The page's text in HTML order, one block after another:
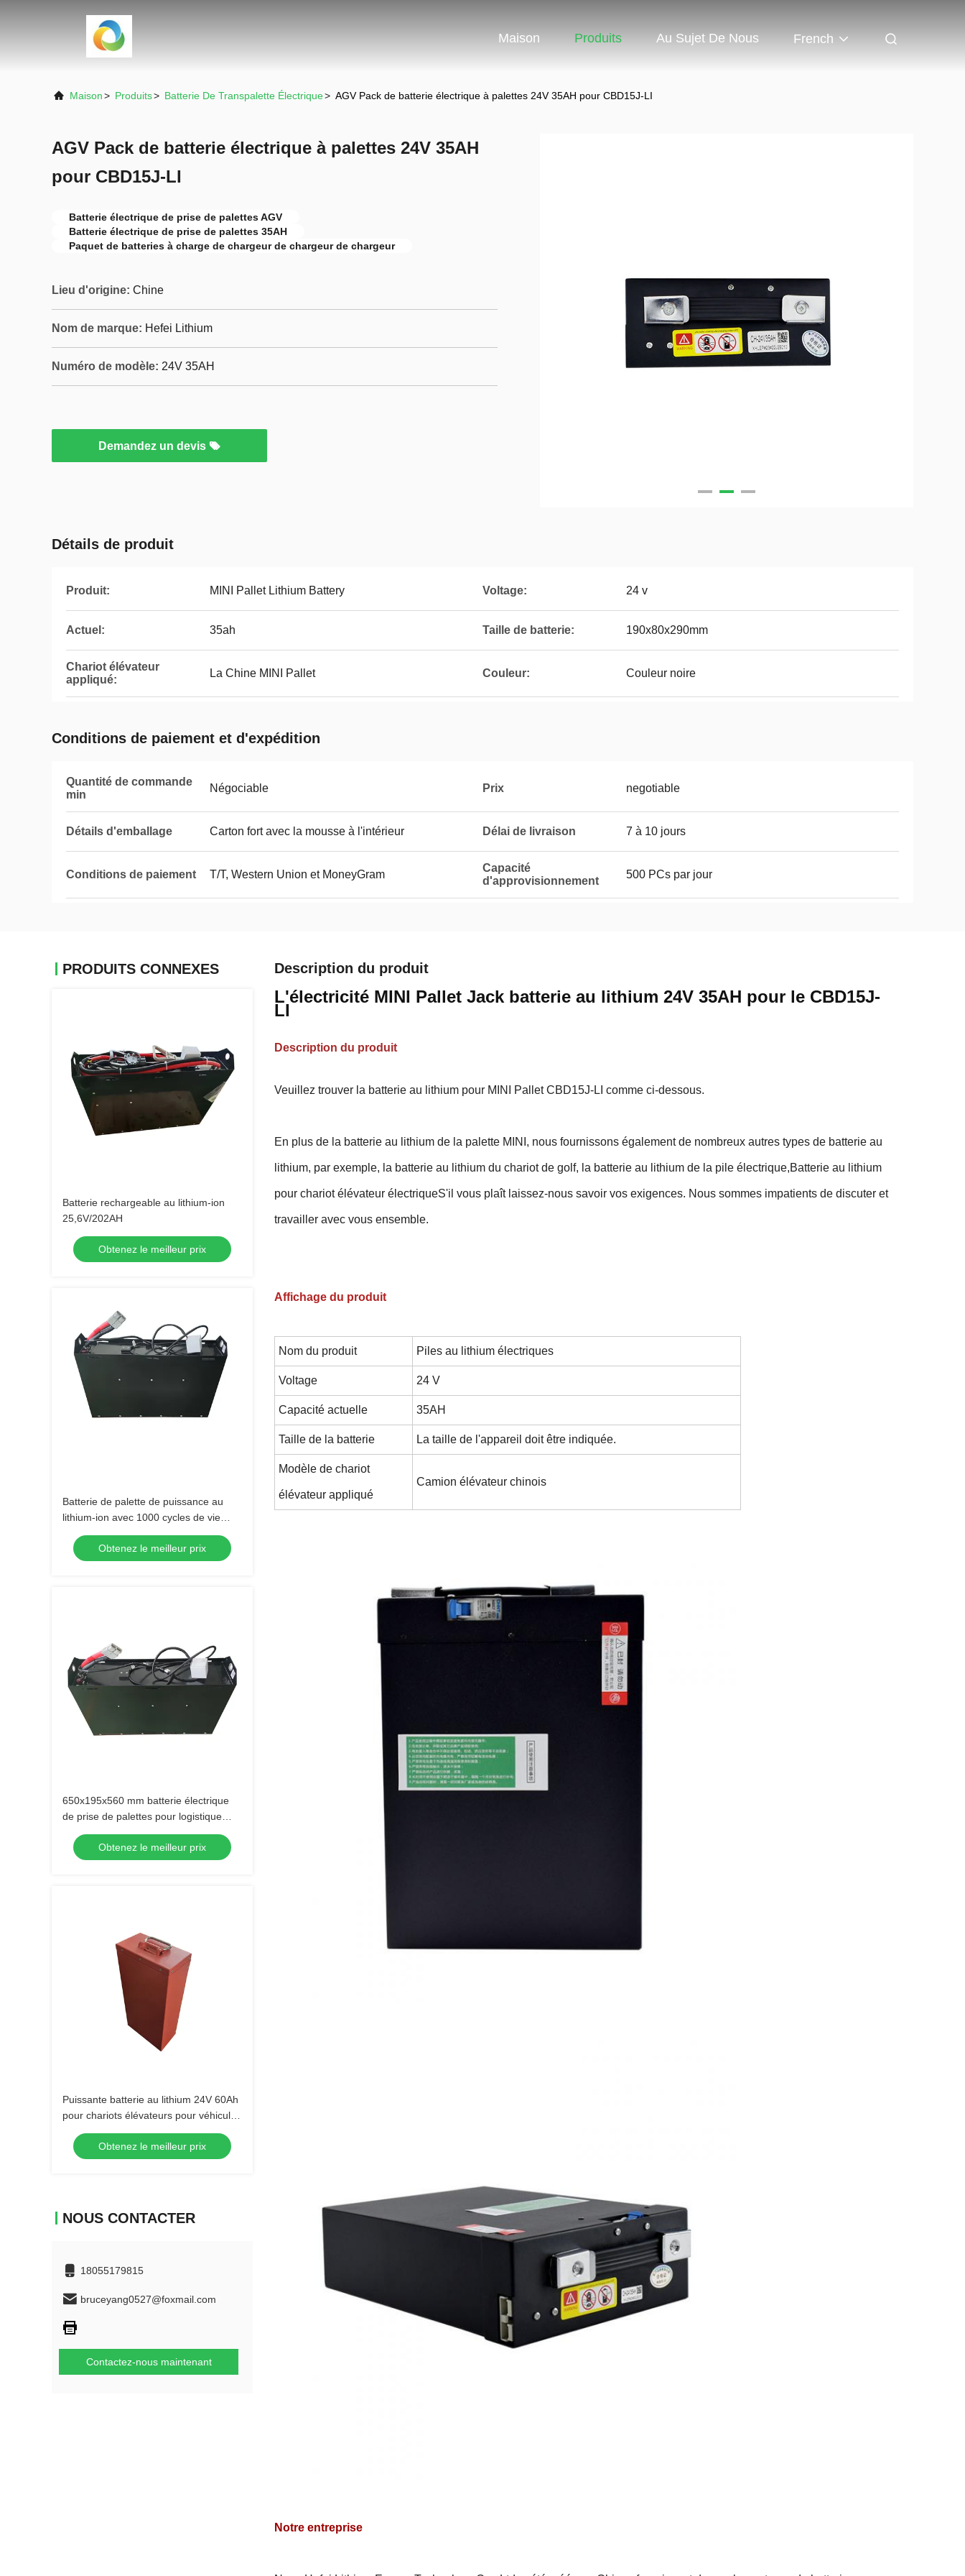
Maison Produits Au Sujet De Nous French
Maison> Produits> Batterie De Transpalette Électrique> AGV Pack de batterie électrique à palettes 24V 35AH pour CBD15J-LI
AGV Pack de batterie électrique à palettes 24V 35AH
pour CBD15J-LI
Batterie électrique de prise de palettes AGV
Batterie électrique de prise de palettes 35AH
Paquet de batteries à charge de chargeur de chargeur de chargeur
Lieu d'origine: Chine
Nom de marque: Hefei Lithium
Numéro de modèle: 24V 35AH
Demandez un devis
Détails de produit
Produit: MINI Pallet Lithium Battery Voltage: 24 v
Actuel: 35ah Taille de batterie: 190x80x290mm
Chariot élévateur
appliqué:
La Chine MINI Pallet Couleur: Couleur noire
Conditions de paiement et d'expédition
Quantité de commande
min
Négociable Prix negotiable
Détails d'emballage Carton fort avec la mousse à l'intérieur Délai de livraison 7 à 10 jours
Conditions de paiement T/T, Western Union et MoneyGram
Capacité
d'approvisionnement
500 PCs par jour
PRODUITS CONNEXES
Batterie rechargeable au lithium-ion
25,6V/202AH
Obtenez le meilleur prix
Batterie de palette de puissance au
lithium-ion avec 1000 cycles de vie
650x195x560mm
Obtenez le meilleur prix
650x195x560 mm batterie électrique
de prise de palettes pour logistique
d'entrepôt
Obtenez le meilleur prix
Puissante batterie au lithium 24V 60Ah
pour chariots élévateurs pour véhicules
industriels
Obtenez le meilleur prix
NOUS CONTACTER
18055179815
bruceyang0527@foxmail.com
Contactez-nous maintenant
Description du produit
L'électricité MINI Pallet Jack batterie au lithium 24V 35AH pour le CBD15J-
LI
Description du produit
Veuillez trouver la batterie au lithium pour MINI Pallet CBD15J-LI comme ci-dessous.
En plus de la batterie au lithium de la palette MINI, nous fournissons également de nombreux autres types de batterie au
lithium, par exemple, la batterie au lithium du chariot de golf, la batterie au lithium de la pile électrique,Batterie au lithium
pour chariot élévateur électriqueS'il vous plaît laissez-nous savoir vos exigences. Nous sommes impatients de discuter et
travailler avec vous ensemble.
Affichage du produit
Nom du produit Piles au lithium électriques
Voltage 24 V
Capacité actuelle 35AH
Taille de la batterie La taille de l'appareil doit être indiquée.
Modèle de chariot
élévateur appliqué
Camion élévateur chinois
Notre entreprise